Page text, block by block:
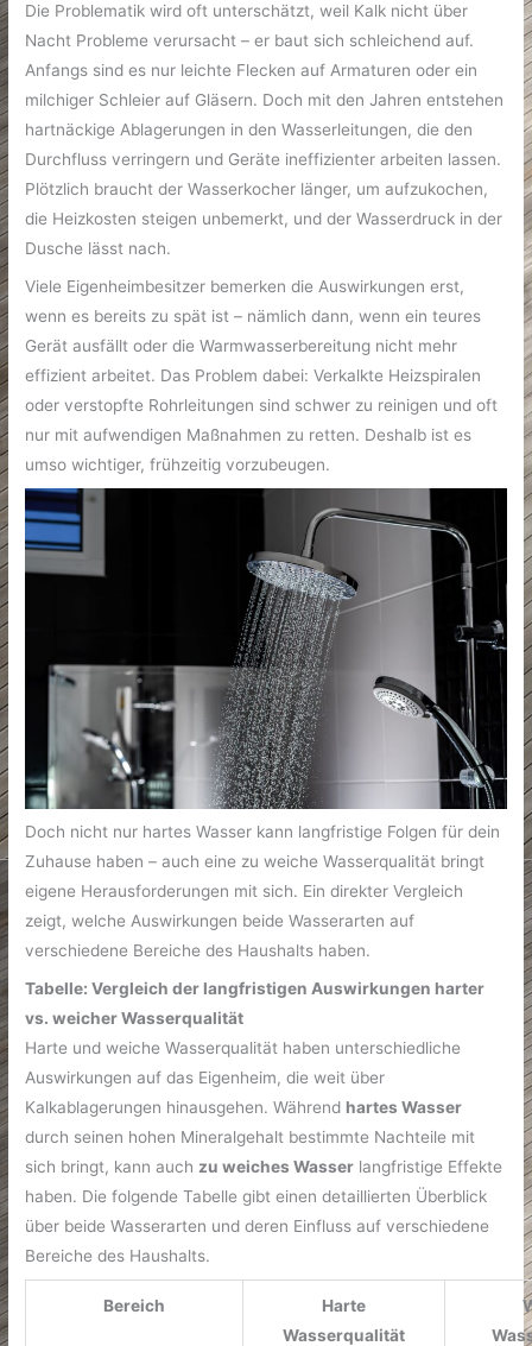
Die Problematik wird oft unterschätzt, weil Kalk nicht über
Nacht Probleme verursacht – er baut sich schleichend auf.
Anfangs sind es nur leichte Flecken auf Armaturen oder ein
milchiger Schleier auf Gläsern. Doch mit den Jahren entstehen
hartnäckige Ablagerungen in den Wasserleitungen, die den
Durchfluss verringern und Geräte ineffizienter arbeiten lassen.
Plötzlich braucht der Wasserkocher länger, um aufzukochen,
die Heizkosten steigen unbemerkt, und der Wasserdruck in der
Dusche lässt nach.
Viele Eigenheimbesitzer bemerken die Auswirkungen erst,
wenn es bereits zu spät ist – nämlich dann, wenn ein teures
Gerät ausfällt oder die Warmwasserbereitung nicht mehr
effizient arbeitet. Das Problem dabei: Verkalkte Heizspiralen
oder verstopfte Rohrleitungen sind schwer zu reinigen und oft
nur mit aufwendigen Maßnahmen zu retten. Deshalb ist es
umso wichtiger, frühzeitig vorzubeugen.
Doch nicht nur hartes Wasser kann langfristige Folgen für dein
Zuhause haben – auch eine zu weiche Wasserqualität bringt
eigene Herausforderungen mit sich. Ein direkter Vergleich
zeigt, welche Auswirkungen beide Wasserarten auf
verschiedene Bereiche des Haushalts haben.
Tabelle: Vergleich der langfristigen Auswirkungen harter
vs. weicher Wasserqualität
Harte und weiche Wasserqualität haben unterschiedliche
Auswirkungen auf das Eigenheim, die weit über
Kalkablagerungen hinausgehen. Während hartes Wasser
durch seinen hohen Mineralgehalt bestimmte Nachteile mit
sich bringt, kann auch zu weiches Wasser langfristige Effekte
haben. Die folgende Tabelle gibt einen detaillierten Überblick
über beide Wasserarten und deren Einfluss auf verschiedene
Bereiche des Haushalts.
Bereich
Harte
Wasserqualität